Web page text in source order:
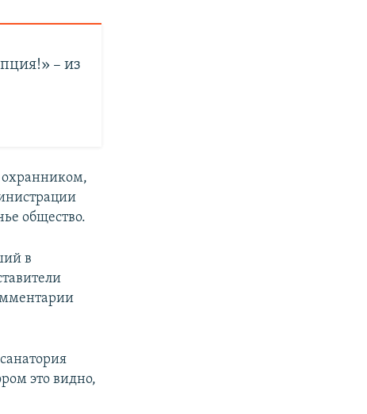
– из
охранником,
общество.
в
это видно,